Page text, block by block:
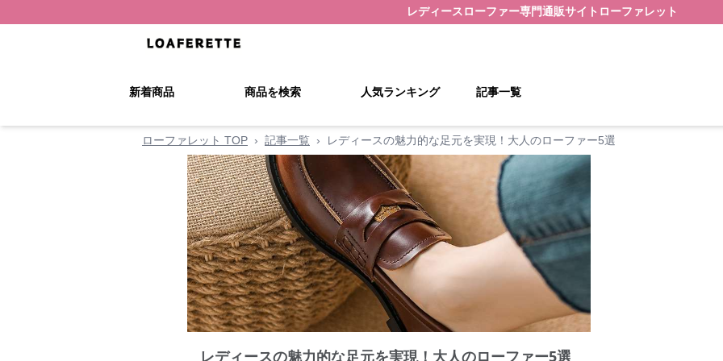
レディースローファー専門通販サイト ローファレット
新着商品 商品を検索 人気ランキング 記事一覧
ローファレット TOP › 記事一覧 › レディースの魅力的な足元を実現！大人のローファー5選
レディースの魅力的な足元を実現！大人のローファー5選